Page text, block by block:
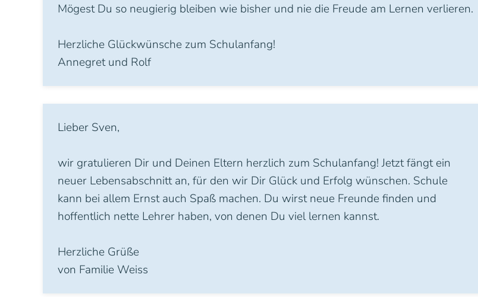
Mögest Du so neugierig bleiben wie bisher und nie die Freude am Lernen verlieren.
Herzliche Glückwünsche zum Schulanfang!
Annegret und Rolf
Lieber Sven,
wir gratulieren Dir und Deinen Eltern herzlich zum Schulanfang! Jetzt fängt ein
neuer Lebensabschnitt an, für den wir Dir Glück und Erfolg wünschen. Schule
kann bei allem Ernst auch Spaß machen. Du wirst neue Freunde finden und
hoffentlich nette Lehrer haben, von denen Du viel lernen kannst.
Herzliche Grüße
von Familie Weiss